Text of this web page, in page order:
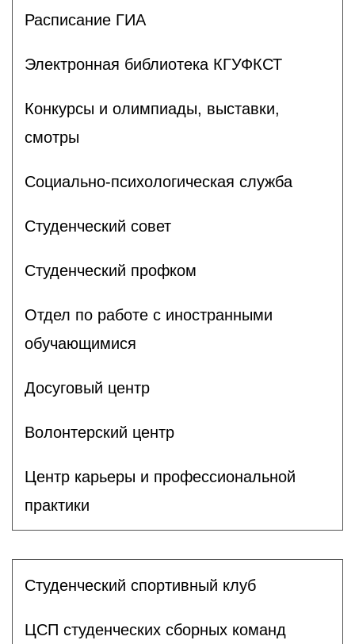
Расписание ГИА
Электронная библиотека КГУФКСТ
Конкурсы и олимпиады, выставки,
смотры
Социально-психологическая служба
Студенческий совет
Студенческий профком
Отдел по работе с иностранными
обучающимися
Досуговый центр
Волонтерский центр
Центр карьеры и профессиональной
практики
Студенческий спортивный клуб
ЦСП студенческих сборных команд